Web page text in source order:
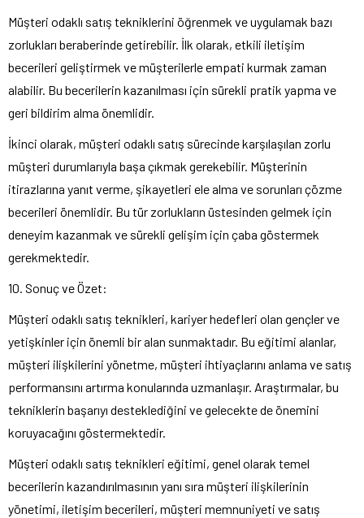
Müşteri odaklı satış tekniklerini öğrenmek ve uygulamak bazı
zorlukları beraberinde getirebilir. İlk olarak, etkili iletişim
becerileri geliştirmek ve müşterilerle empati kurmak zaman
alabilir. Bu becerilerin kazanılması için sürekli pratik yapma ve
geri bildirim alma önemlidir.
İkinci olarak, müşteri odaklı satış sürecinde karşılaşılan zorlu
müşteri durumlarıyla başa çıkmak gerekebilir. Müşterinin
itirazlarına yanıt verme, şikayetleri ele alma ve sorunları çözme
becerileri önemlidir. Bu tür zorlukların üstesinden gelmek için
deneyim kazanmak ve sürekli gelişim için çaba göstermek
gerekmektedir.
10. Sonuç ve Özet:
Müşteri odaklı satış teknikleri, kariyer hedefleri olan gençler ve
yetişkinler için önemli bir alan sunmaktadır. Bu eğitimi alanlar,
müşteri ilişkilerini yönetme, müşteri ihtiyaçlarını anlama ve satış
performansını artırma konularında uzmanlaşır. Araştırmalar, bu
tekniklerin başarıyı desteklediğini ve gelecekte de önemini
koruyacağını göstermektedir.
Müşteri odaklı satış teknikleri eğitimi, genel olarak temel
becerilerin kazandırılmasının yanı sıra müşteri ilişkilerinin
yönetimi, iletişim becerileri, müşteri memnuniyeti ve satış